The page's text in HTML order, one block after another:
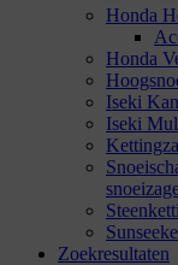
Honda
Honda
Iseki
Iseki
Zoekresultaten